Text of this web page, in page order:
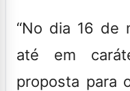
“No dia 16 de
até em
proposta para